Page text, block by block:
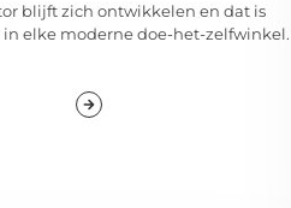
blijft zich ontwikkelen en dat is
elke moderne doe-het-zelfwinkel.